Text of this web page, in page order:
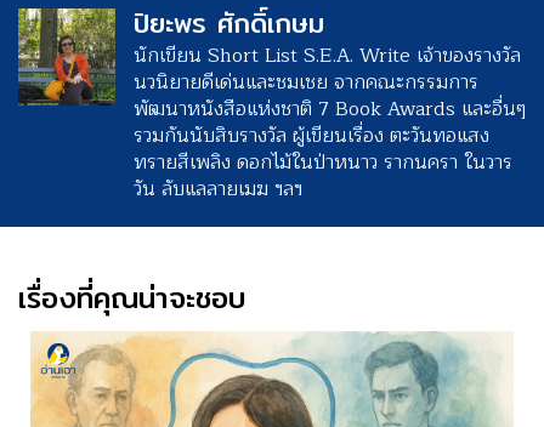
ปิยะพร ศักดิ์เกษม
นักเขียน Short List S.E.A. Write เจ้าของรางวัล
นวนิยายดีเด่นและชมเชย จากคณะกรรมการ
พัฒนาหนังสือแห่งชาติ 7 Book Awards และอื่นๆ
รวมกันนับสิบรางวัล ผู้เขียนเรื่อง ตะวันทอแสง
ทรายสีเพลิง ดอกไม้ในป่าหนาว รากนครา ในวาร
วัน ลับแลลายเมฆ ฯลฯ
เรื่องที่คุณน่าจะชอบ